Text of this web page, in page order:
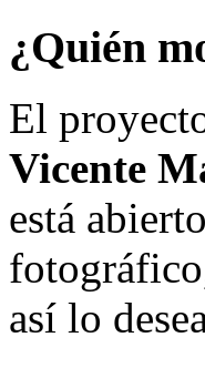
¿Quién
El
Vicente
está
así lo